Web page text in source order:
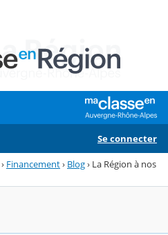
Se connecter
› Financement› Blog› La Région à nos